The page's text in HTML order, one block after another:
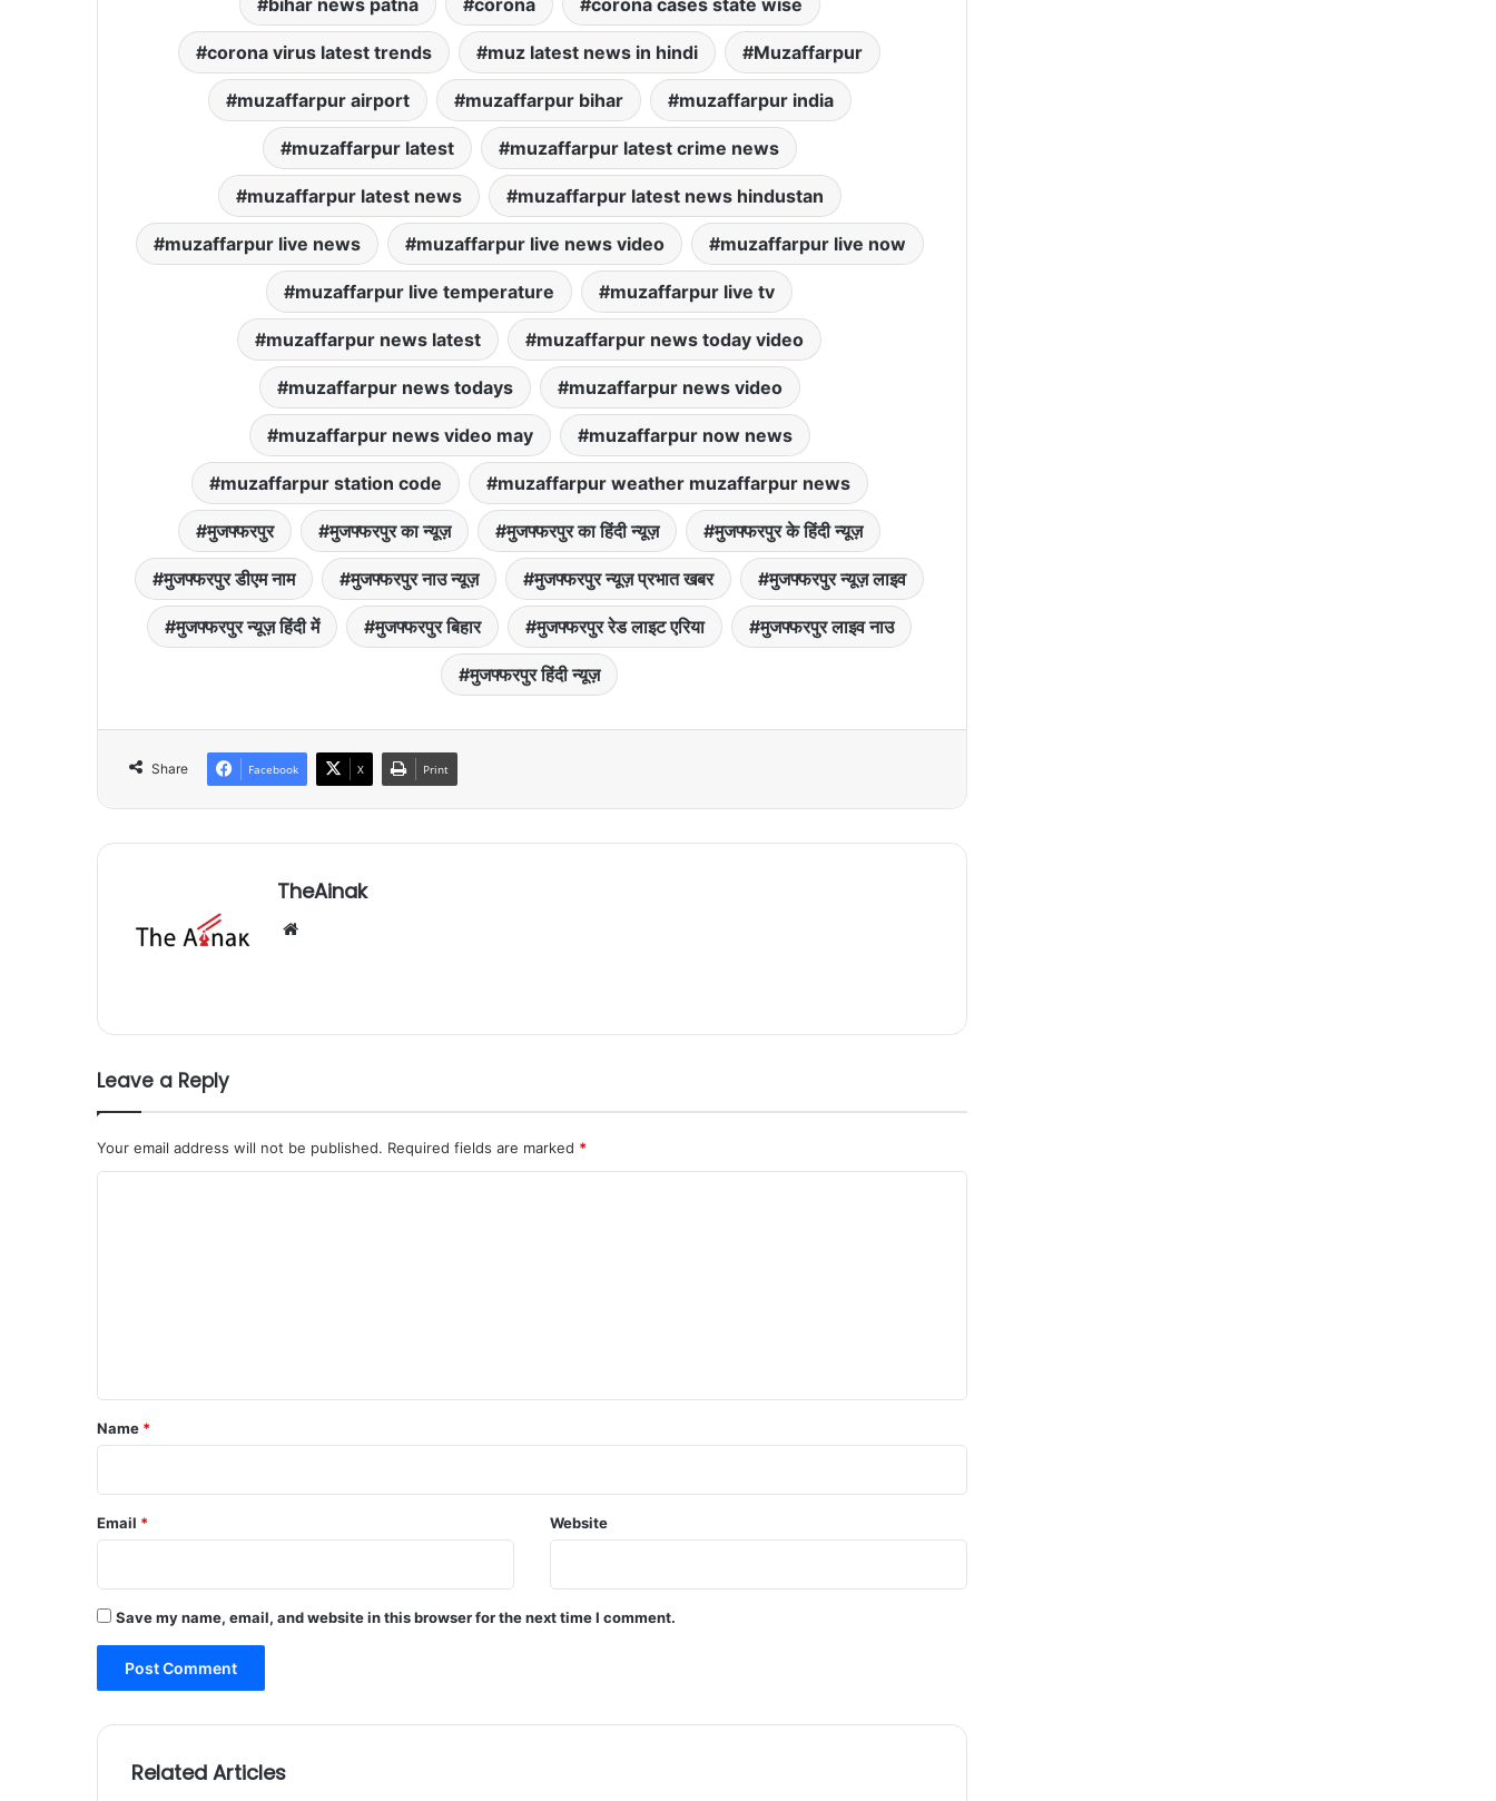
bihar news patna corona corona cases state wise
corona virus latest trends muz latest news in hindi Muzaffarpur
muzaffarpur airport muzaffarpur bihar muzaffarpur india
muzaffarpur latest muzaffarpur latest crime news
muzaffarpur latest news muzaffarpur latest news hindustan
muzaffarpur live news muzaffarpur live news video muzaffarpur live now
muzaffarpur live temperature muzaffarpur live tv
muzaffarpur news latest muzaffarpur news today video
muzaffarpur news todays muzaffarpur news video
muzaffarpur news video may muzaffarpur now news
muzaffarpur station code muzaffarpur weather muzaffarpur news
मुजफ्फरपुर मुजफ्फरपुर का न्यूज़ मुजफ्फरपुर का हिंदी न्यूज़ मुजफ्फरपुर के हिंदी न्यूज़
मुजफ्फरपुर डीएम नाम मुजफ्फरपुर नाउ न्यूज़ मुजफ्फरपुर न्यूज़ प्रभात खबर मुजफ्फरपुर न्यूज़ लाइव
मुजफ्फरपुर न्यूज़ हिंदी में मुजफ्फरपुर बिहार मुजफ्फरपुर रेड लाइट एरिया मुजफ्फरपुर लाइव नाउ
मुजफ्फरपुर हिंदी न्यूज़
Share Facebook X Print
TheAinak
Leave a Reply
Your email address will not be published. Required fields are marked *
*
Name *
Email * Website
Save my name, email, and website in this browser for the next time I comment.
Related Articles